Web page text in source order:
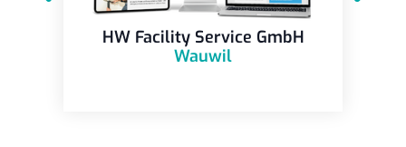
HW Facility Service GmbH
Wauwil